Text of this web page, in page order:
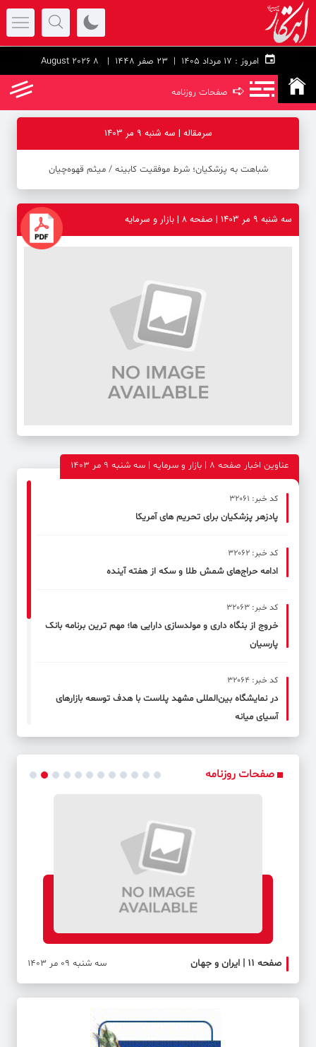
امروز : 23 صفر 1448 | 8 August 2026
➪ صفحات روزنامه
سرمقاله | سه شنبه 9 مر 1403
شباهت به پزشکیان؛ شرط موفقیت کابینه / میثم قهوه‌چیان
سه شنبه 9 مر 1403 | صفحه ۸ | بازار و سرمایه
عناوین اخبار صفحه ۸ | بازار و سرمایه | سه شنبه 9 مر 1403
کد خبر: 32061
پادزهر پزشکیان برای تحریم های آمریکا
کد خبر: 32062
ادامه حراج‌های شمش طلا و سکه از هفته آینده
کد خبر: 32063
خروج از بنگاه داری و مولدسازی دارایی ها؛ مهم ترین برنامه بانک
پارسیان
کد خبر: 32064
در نمایشگاه بین‌المللی مشهد پلاست با هدف توسعه بازارهای
آسیای میانه
کد خبر: 32065
مدیرعامل بانک شهر در کمپ تیم‌های ملی کشتی حضور یافت
فایروال بانک توسعه صادرات ایران در کوتاه‌ترین زمان ممکن تغییر
کد خبر: 32067
بیمه صندوق امانات توسط بانک‌سامان
صفحات روزنامه
صفحه ۱۱ | ایران و جهان سه شنبه 09 مر 1403